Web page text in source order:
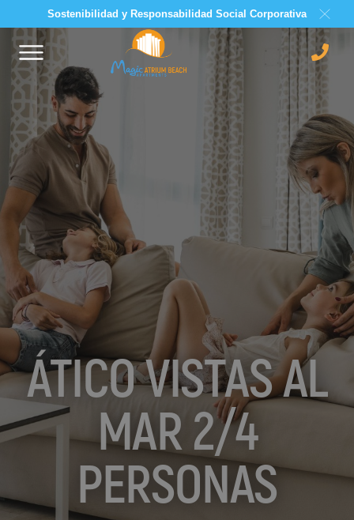
Sostenibilidad y Responsabilidad Social Corporativa
ÁTICO VISTAS AL
MAR 2/4
PERSONAS